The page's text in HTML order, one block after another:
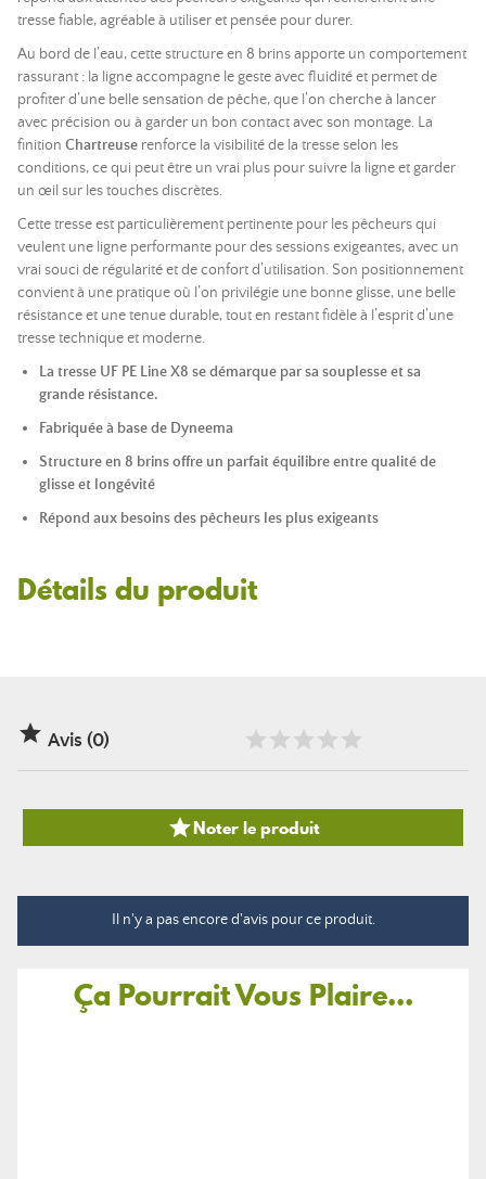
tresse fiable, agréable à utiliser et pensée pour durer.
Au bord de l’eau, cette structure en 8 brins apporte un comportement
rassurant : la ligne accompagne le geste avec fluidité et permet de
profiter d’une belle sensation de pêche, que l’on cherche à lancer
avec précision ou à garder un bon contact avec son montage. La
finition Chartreuse renforce la visibilité de la tresse selon les
conditions, ce qui peut être un vrai plus pour suivre la ligne et garder
un œil sur les touches discrètes.
Cette tresse est particulièrement pertinente pour les pêcheurs qui
veulent une ligne performante pour des sessions exigeantes, avec un
vrai souci de régularité et de confort d’utilisation. Son positionnement
convient à une pratique où l’on privilégie une bonne glisse, une belle
résistance et une tenue durable, tout en restant fidèle à l’esprit d’une
tresse technique et moderne.
La tresse UF PE Line X8 se démarque par sa souplesse et sa
grande résistance.
Fabriquée à base de Dyneema
Structure en 8 brins offre un parfait équilibre entre qualité de
glisse et longévité
Répond aux besoins des pêcheurs les plus exigeants
Détails du produit
 Avis (0)
Noter le produit
Il n'y a pas encore d'avis pour ce produit.
Ça Pourrait Vous Plaire...